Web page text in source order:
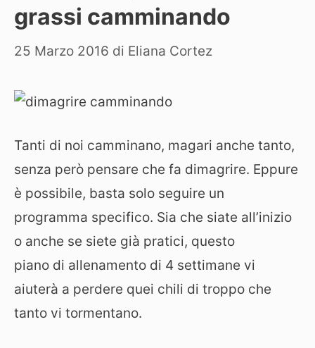
grassi camminando
25 Marzo 2016 di Eliana Cortez
Tanti di noi camminano, magari anche tanto,
senza però pensare che fa dimagrire. Eppure
è possibile, basta solo seguire un
programma specifico. Sia che siate all’inizio
o anche se siete già pratici, questo
piano di allenamento di 4 settimane vi
aiuterà a perdere quei chili di troppo che
tanto vi tormentano.